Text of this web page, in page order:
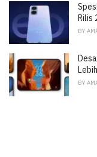
Rilis
BY
BY